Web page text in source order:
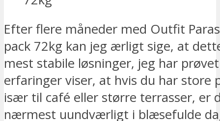
Efter flere måneder med Outfit
pack 72kg kan jeg ærligt sige, at
mest stabile løsninger, jeg har
erfaringer viser, at hvis du har store
især til café eller større terrasser, er
nærmest uundværligt i blæsefulde